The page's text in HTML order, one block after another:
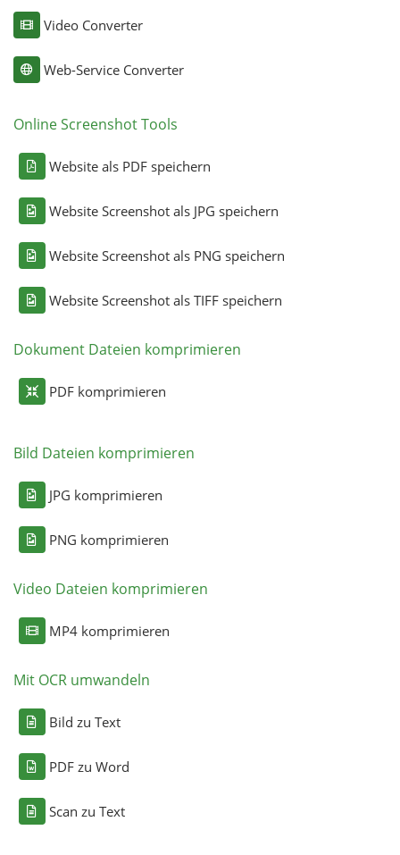
Video Converter
Web-Service Converter
Online Screenshot Tools
Website als PDF speichern
Website Screenshot als JPG speichern
Website Screenshot als PNG speichern
Website Screenshot als TIFF speichern
Dokument Dateien komprimieren
PDF komprimieren
Bild Dateien komprimieren
JPG komprimieren
PNG komprimieren
Video Dateien komprimieren
MP4 komprimieren
Mit OCR umwandeln
Bild zu Text
PDF zu Word
Scan zu Text